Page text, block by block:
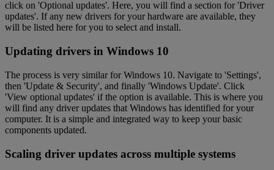
click on 'Optional updates'. Here, you will find a section for 'Driver
updates'. If any new drivers for your hardware are available, they
will be listed here for you to select and install.
Updating drivers in Windows 10
The process is very similar for Windows 10. Navigate to 'Settings',
then 'Update & Security', and finally 'Windows Update'. Click
'View optional updates' if the option is available. This is where you
will find any driver updates that Windows has identified for your
computer. It is a simple and integrated way to keep your basic
components updated.
Scaling driver updates across multiple systems